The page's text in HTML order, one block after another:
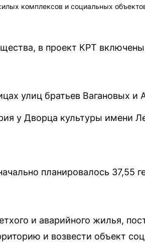
комплексов и социальных
в проект КРТ
улиц братьев Вагановых и
у Дворца культуры имени
планировалось 37,55
и аварийного жилья,
и возвести объект